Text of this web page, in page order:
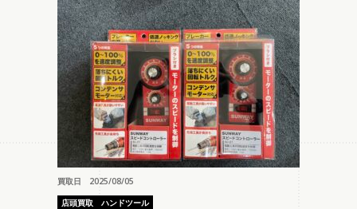
買取日 2025/08/05
店頭買取
ハンドツール